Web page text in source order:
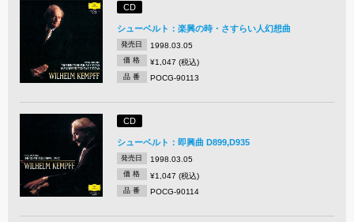
CD
シューベルト：楽興の時・さすらい人幻想曲
発売日 1998.03.05
価 格 ¥1,047 (税込)
品 番 POCG-90113
CD
シューベルト：即興曲 D899,D935
発売日 1998.03.05
価 格 ¥1,047 (税込)
品 番 POCG-90114